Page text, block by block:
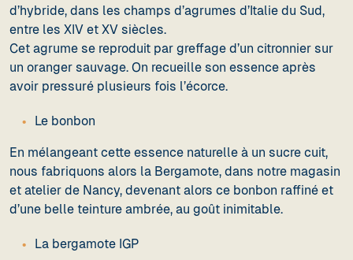
d’hybride, dans les champs d’agrumes d’Italie du Sud,
entre les XIV et XV siècles.
Cet agrume se reproduit par greffage d’un citronnier sur
un oranger sauvage. On recueille son essence après
avoir pressuré plusieurs fois l’écorce.
Le bonbon
En mélangeant cette essence naturelle à un sucre cuit,
nous fabriquons alors la Bergamote, dans notre magasin
et atelier de Nancy, devenant alors ce bonbon raffiné et
d’une belle teinture ambrée, au goût inimitable.
La bergamote IGP